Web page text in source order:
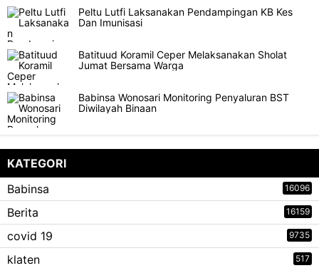
Peltu Lutfi Laksanakan Pendampingan KB Kes
Dan Imunisasi
Batituud Koramil Ceper Melaksanakan Sholat
Jumat Bersama Warga
Babinsa Wonosari Monitoring Penyaluran BST
Diwilayah Binaan
KATEGORI
Babinsa
16096
Berita 16159
covid 19 9735
klaten 517